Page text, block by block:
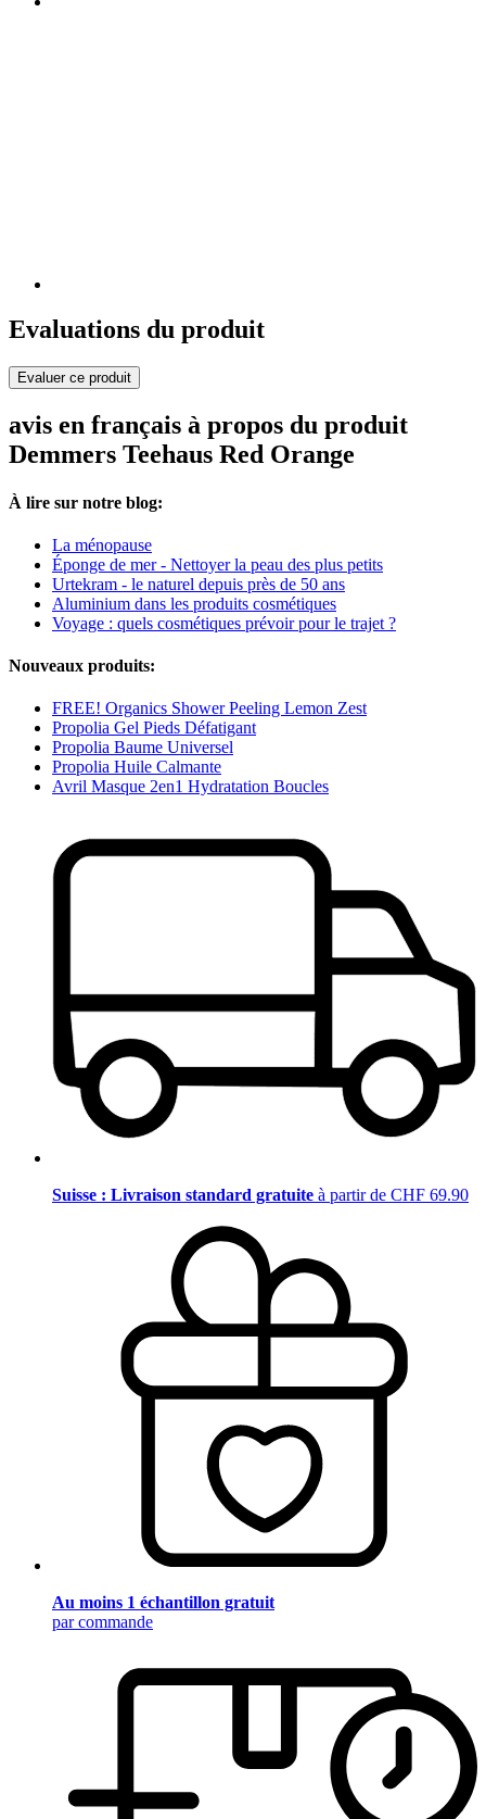
Evaluations du produit
Evaluer ce produit
avis en français à propos du produit
Demmers Teehaus Red Orange
À lire sur notre blog:
La ménopause
Éponge de mer - Nettoyer la peau des plus petits
Urtekram - le naturel depuis près de 50 ans
Aluminium dans les produits cosmétiques
Voyage : quels cosmétiques prévoir pour le trajet ?
Nouveaux produits:
FREE! Organics Shower Peeling Lemon Zest
Propolia Gel Pieds Défatigant
Propolia Baume Universel
Propolia Huile Calmante
Avril Masque 2en1 Hydratation Boucles
Suisse : Livraison standard gratuite à partir de CHF 69.90
Au moins 1 échantillon gratuit
par commande